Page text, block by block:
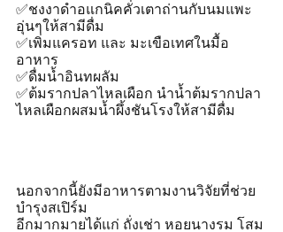
✅ชงงาดำอแกนิคคั่วเตาถ่านกับนมแพะ
อุ่นๆให้สามีดื่ม
✅เพิ่มแครอท และ มะเขือเทศในมื้อ
อาหาร
✅ดื่มน้ำอินทผลัม
✅ต้มรากปลาไหลเผือก นำน้ำต้มรากปลา
ไหลเผือกผสมน้ำผึ้งชันโรงให้สามีดื่ม
นอกจากนี้ยังมีอาหารตามงานวิจัยที่ช่วย
บำรุงสเปิร์ม
อีกมากมายได้แก่ ถั่งเช่า หอยนางรม โสม